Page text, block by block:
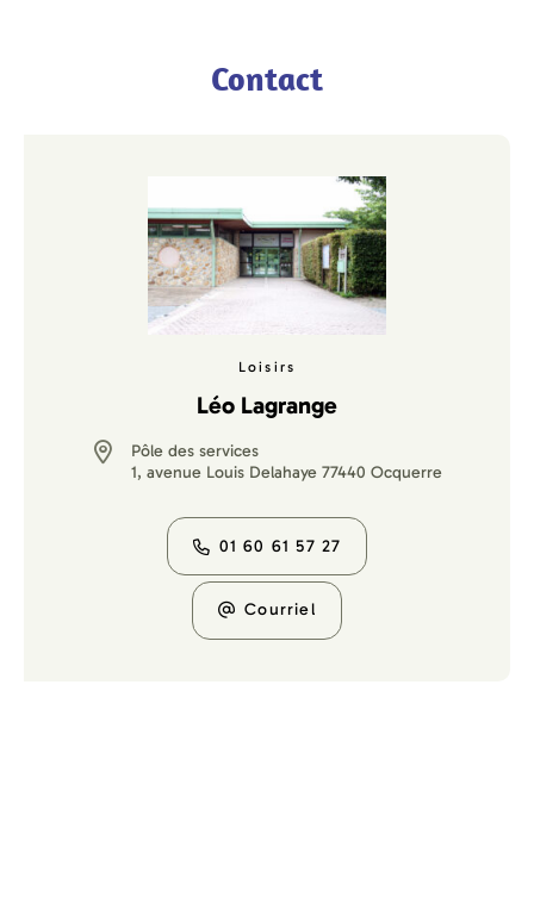
Contact
Loisirs
Léo Lagrange
Pôle des services
1, avenue Louis Delahaye 77440 Ocquerre
01 60 61 57 27
Courriel